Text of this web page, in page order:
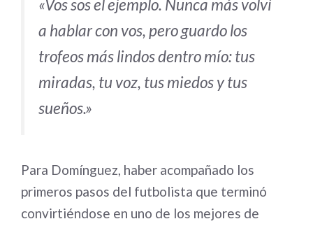
«Vos sos el ejemplo. Nunca más volví
a hablar con vos, pero guardo los
trofeos más lindos dentro mío: tus
miradas, tu voz, tus miedos y tus
sueños.»
Para Domínguez, haber acompañado los
primeros pasos del futbolista que terminó
convirtiéndose en uno de los mejores de